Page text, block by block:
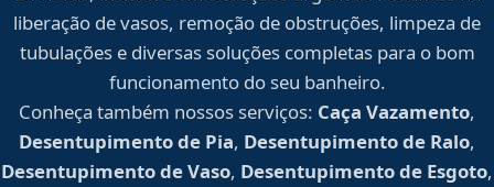
liberação de vasos, remoção de obstruções, limpeza de
tubulações e diversas soluções completas para o bom
funcionamento do seu banheiro.
Conheça também nossos serviços: Caça Vazamento,
Desentupimento de Pia, Desentupimento de Ralo,
Desentupimento de Vaso, Desentupimento de Esgoto,